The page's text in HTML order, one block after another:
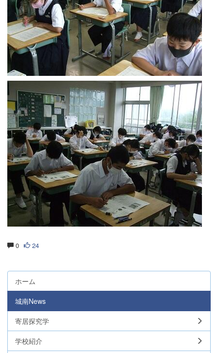
0 24
ホーム
城南News
寄居探究学
学校紹介